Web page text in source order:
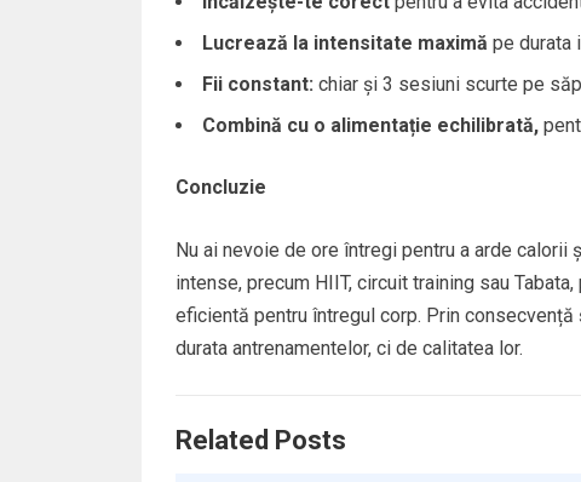
Lucrează la intensitate maximă pe durata
Fii constant: chiar și 3 sesiuni scurte pe
Combină cu o alimentație echilibrată,
Concluzie
Nu ai nevoie de ore întregi pentru a arde
intense, precum HIIT, circuit training sau
eficientă pentru întregul corp. Prin
durata antrenamentelor, ci de calitatea lor.
Related Posts